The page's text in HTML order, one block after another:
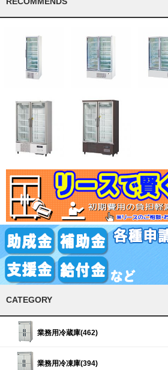
CATEGORY
業務用冷蔵庫(462)
業務用冷凍庫(394)